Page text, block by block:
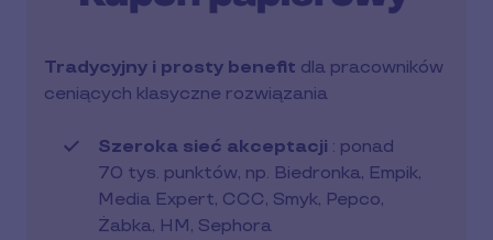
Tradycyjny i prosty benefit dla pracowników
ceniących klasyczne rozwiązania
Szeroka sieć akceptacji : ponad
70 tys. punktów, np. Biedronka, Empik,
Media Expert, CCC, Smyk, Pepco,
Żabka, HM, Sephora